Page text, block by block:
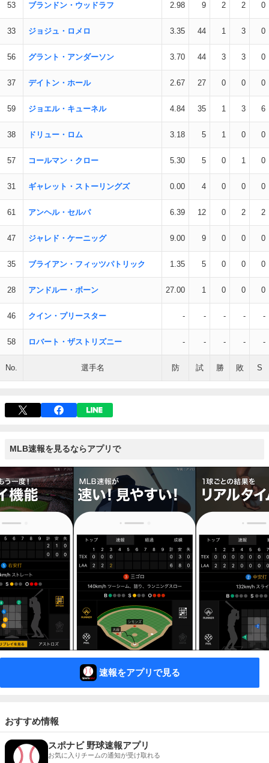
53 ブランドン・ウッドラフ 2.98 9 2 2 0
33 ジョジュ・ロメロ 3.35 44 1 3 0
56 グラント・アンダーソン 3.70 44 3 3 0
37 デイトン・ホール 2.67 27 0 0 0
59 ジョエル・キューネル 4.84 35 1 3 6
38 ドリュー・ロム 3.18 5 1 0 0
57 コールマン・クロー 5.30 5 0 1 0
31 ギャレット・ストーリングズ 0.00 4 0 0 0
61 アンヘル・セルパ 6.39 12 0 2 2
47 ジャレド・ケーニッグ 9.00 9 0 0 0
35 ブライアン・フィッツパトリック 1.35 5 0 0 0
28 アンドルー・ボーン 27.00 1 0 0 0
46 クイン・プリースター - - - - -
58 ロバート・ザストリズニー - - - - -
No. 選手名 防 試 勝 敗 S
MLB速報を見るならアプリで
速報をアプリで見る
おすすめ情報
スポナビ 野球速報アプリ
お気に入りチームの通知が受け取れる